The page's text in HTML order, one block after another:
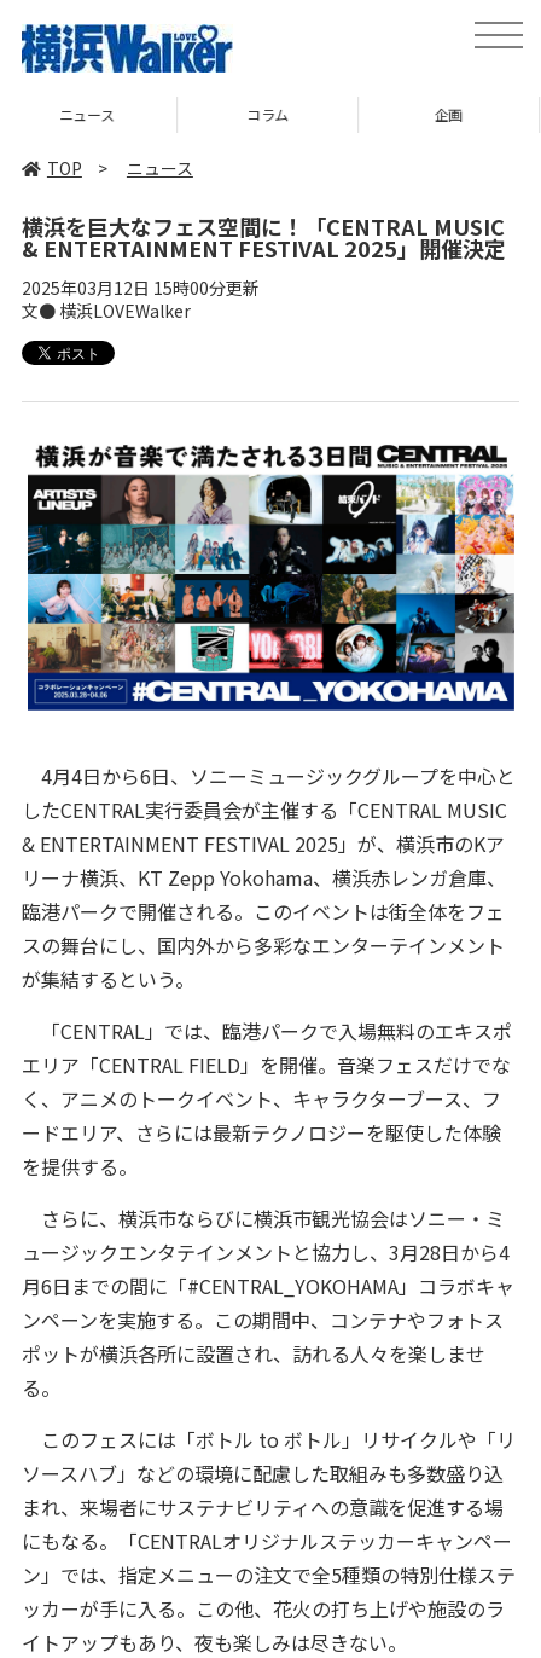
toggle
コラム 企画 TOP
TOP > ニュース
横浜を巨大なフェス空間に！「CENTRAL MUSIC
& ENTERTAINMENT FESTIVAL 2025」開催決定
2025年03月12日 15時00分更新
文● 横浜LOVEWalker
4月4日から6日、ソニーミュージックグループを中心と
したCENTRAL実行委員会が主催する「CENTRAL MUSIC
& ENTERTAINMENT FESTIVAL 2025」が、横浜市のKア
リーナ横浜、KT Zepp Yokohama、横浜赤レンガ倉庫、
臨港パークで開催される。このイベントは街全体をフェ
スの舞台にし、国内外から多彩なエンターテインメント
が集結するという。
「CENTRAL」では、臨港パークで入場無料のエキスポ
エリア「CENTRAL FIELD」を開催。音楽フェスだけでな
く、アニメのトークイベント、キャラクターブース、フ
ードエリア、さらには最新テクノロジーを駆使した体験
を提供する。
さらに、横浜市ならびに横浜市観光協会はソニー・ミ
ュージックエンタテインメントと協力し、3月28日から4
月6日までの間に「#CENTRAL_YOKOHAMA」コラボキャ
ンペーンを実施する。この期間中、コンテナやフォトス
ポットが横浜各所に設置され、訪れる人々を楽しませ
る。
このフェスには「ボトル to ボトル」リサイクルや「リ
ソースハブ」などの環境に配慮した取組みも多数盛り込
まれ、来場者にサステナビリティへの意識を促進する場
にもなる。「CENTRALオリジナルステッカーキャンペー
ン」では、指定メニューの注文で全5種類の特別仕様ステ
ッカーが手に入る。この他、花火の打ち上げや施設のラ
イトアップもあり、夜も楽しみは尽きない。